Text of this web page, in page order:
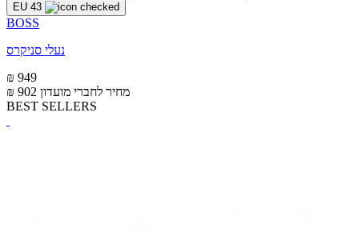
EU 43
BOSS
נעלי סניקרס
₪ 949
₪ 902 מחיר לחברי מועדון
BEST SELLERS